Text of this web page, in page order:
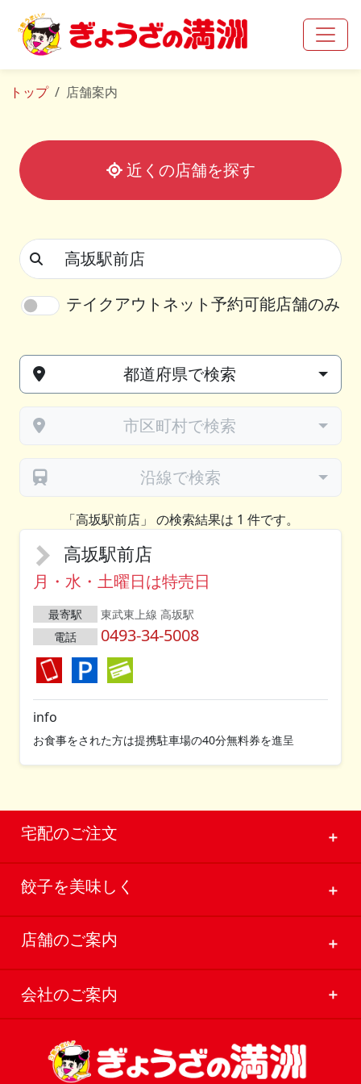
トップ 店舗案内
近くの店舗を探す
テイクアウトネット予約可能店舗のみ
都道府県で検索
市区町村で検索
沿線で検索
「高坂駅前店」 の検索結果は 1 件です。
高坂駅前店
月・水・土曜日は特売日
最寄駅
東武東上線 高坂駅
電話
0493-34-5008
info
お食事をされた方は提携駐車場の40分無料券を進呈
宅配のご注文 ＋
餃子を美味しく ＋
店舗のご案内 ＋
会社のご案内 ＋